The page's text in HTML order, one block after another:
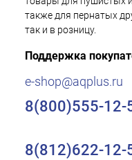
также для пернатых
так и в розницу.
Поддержка
e-shop@aqplus.ru
8(800)555-12-
8(812)622-12-